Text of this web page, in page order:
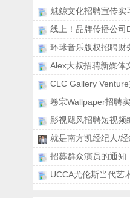
魅鲸文化招聘宣传实
线上！品牌传播公司
环球音乐版权招聘财
Alex大叔招聘新媒体
CLC Gallery
卷宗Wallpaper招聘
影视飓风招聘短视频
就是南方凯经纪人/
招募群众演员的通知
UCCA尤伦斯当代艺